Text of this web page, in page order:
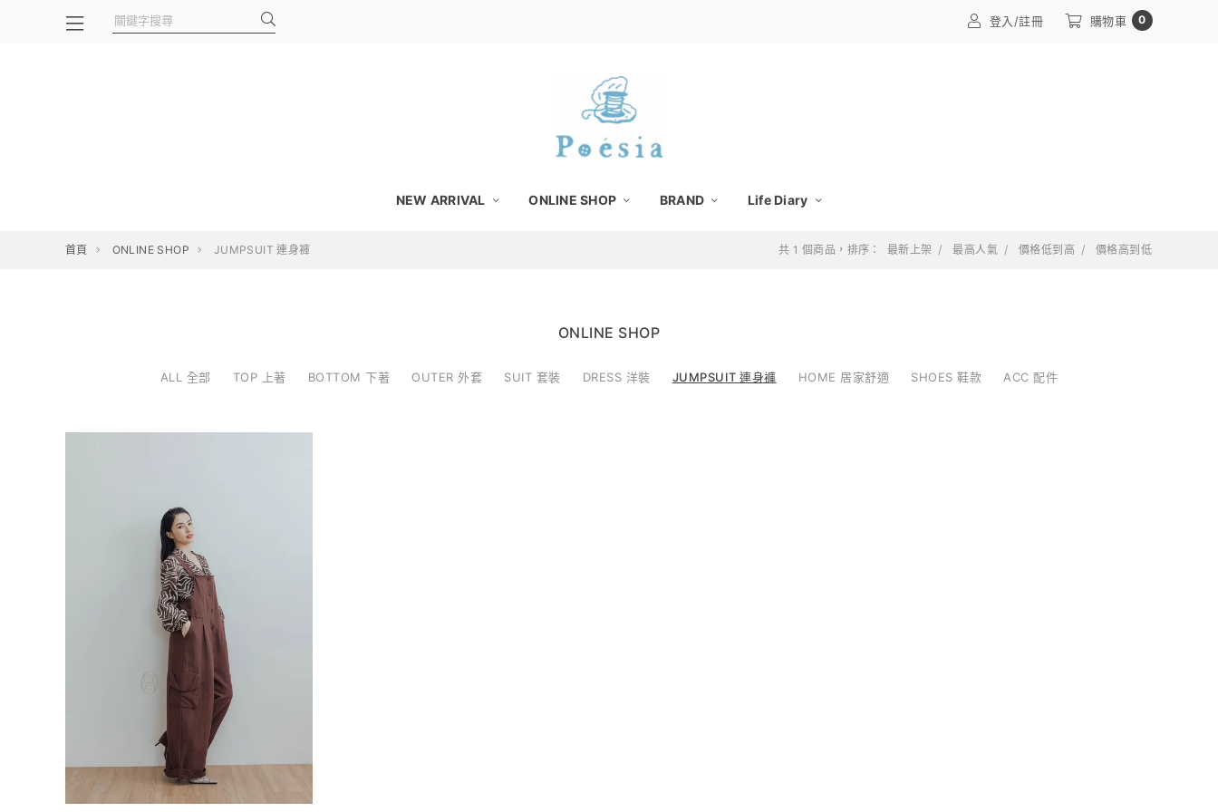
登入/註冊 購物車 0
NEW ARRIVAL ONLINE SHOP BRAND Life Diary
首頁 ONLINE SHOP JUMPSUIT 連身褲 共 1 個商品，排序： 最新上架 最高人氣 價格低到高 價格高到低
ONLINE SHOP
ALL 全部 TOP 上著 BOTTOM 下著 OUTER 外套 SUIT 套裝 DRESS 洋裝 JUMPSUIT 連身褲 HOME 居家舒適 SHOES 鞋款 ACC 配件